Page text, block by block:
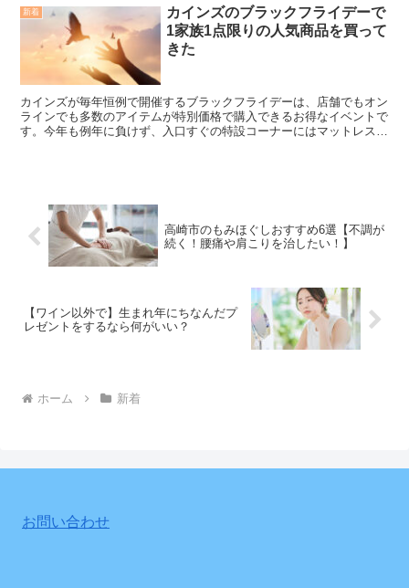
新着
カインズのブラックフライデーで
1家族1点限りの人気商品を買って
きた
カインズが毎年恒例で開催するブラックフライデーは、店舗でもオン
ラインでも多数のアイテムが特別価格で購入できるお得なイベントで
す。今年も例年に負けず、入口すぐの特設コーナーにはマットレスや
高崎市のもみほぐしおすすめ6選【不調が
続く！腰痛や肩こりを治したい！】
【ワイン以外で】生まれ年にちなんだプ
レゼントをするなら何がいい？
ホーム 新着
お問い合わせ